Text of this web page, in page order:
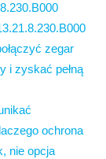
zegar
i zyskać pełną
ochrona
nie opcja